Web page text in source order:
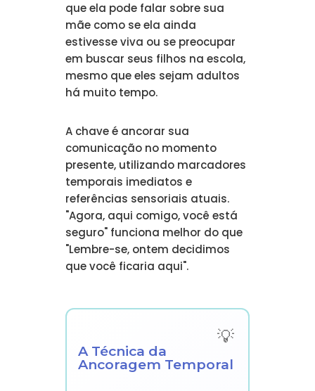
que ela pode falar sobre sua
mãe como se ela ainda
estivesse viva ou se preocupar
em buscar seus filhos na escola,
mesmo que eles sejam adultos
há muito tempo.
A chave é ancorar sua
comunicação no momento
presente, utilizando marcadores
temporais imediatos e
referências sensoriais atuais.
"Agora, aqui comigo, você está
seguro" funciona melhor do que
"Lembre-se, ontem decidimos
que você ficaria aqui".
A Técnica da
Ancoragem Temporal